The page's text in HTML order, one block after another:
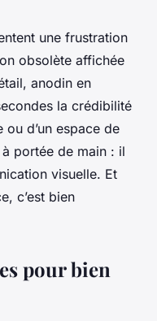
logiciel
adapté
lecture
une frustration
obsolète affichée
anodin en
la crédibilité
ou d’un espace de
portée de main : il
visuelle. Et
c’est bien
pour bien